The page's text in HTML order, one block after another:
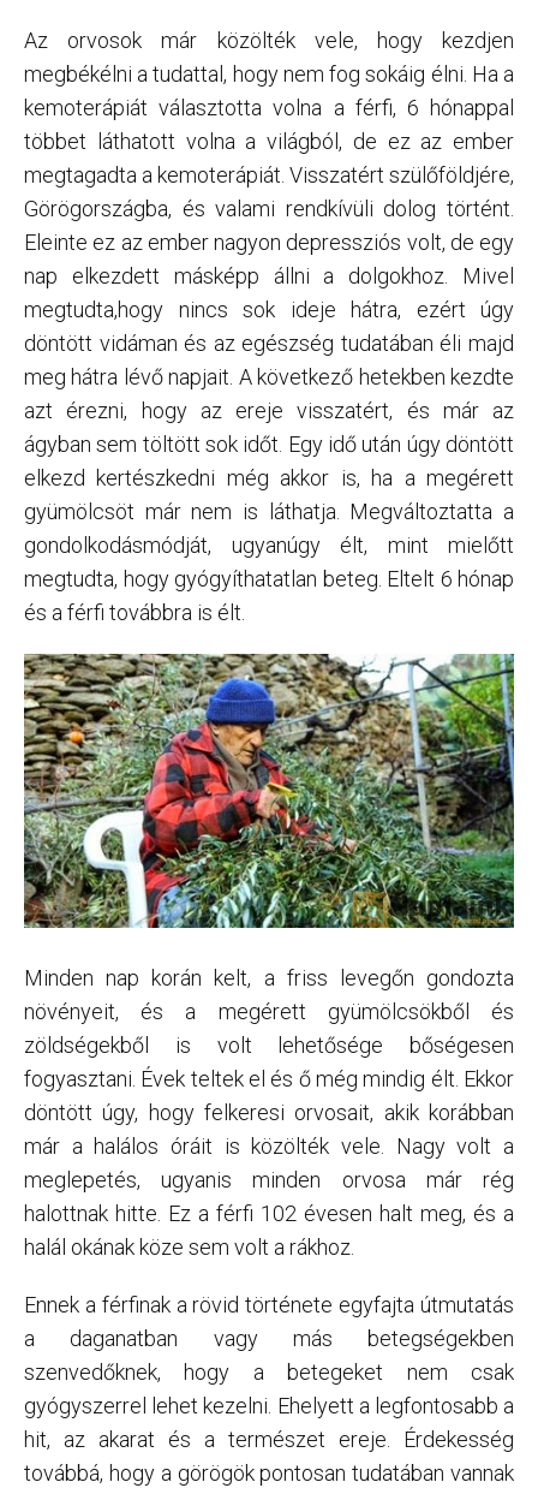
Az orvosok már közölték vele, hogy kezdjen
megbékélni a tudattal, hogy nem fog sokáig élni. Ha a
kemoterápiát választotta volna a férfi, 6 hónappal
többet láthatott volna a világból, de ez az ember
megtagadta a kemoterápiát. Visszatért szülőföldjére,
Görögországba, és valami rendkívüli dolog történt.
Eleinte ez az ember nagyon depressziós volt, de egy
nap elkezdett másképp állni a dolgokhoz. Mivel
megtudta,hogy nincs sok ideje hátra, ezért úgy
döntött vidáman és az egészség tudatában éli majd
meg hátra lévő napjait. A következő hetekben kezdte
azt érezni, hogy az ereje visszatért, és már az
ágyban sem töltött sok időt. Egy idő után úgy döntött
elkezd kertészkedni még akkor is, ha a megérett
gyümölcsöt már nem is láthatja. Megváltoztatta a
gondolkodásmódját, ugyanúgy élt, mint mielőtt
megtudta, hogy gyógyíthatatlan beteg. Eltelt 6 hónap
és a férfi továbbra is élt.
Minden nap korán kelt, a friss levegőn gondozta
növényeit, és a megérett gyümölcsökből és
zöldségekből is volt lehetősége bőségesen
fogyasztani. Évek teltek el és ő még mindig élt. Ekkor
döntött úgy, hogy felkeresi orvosait, akik korábban
már a halálos óráit is közölték vele. Nagy volt a
meglepetés, ugyanis minden orvosa már rég
halottnak hitte. Ez a férfi 102 évesen halt meg, és a
halál okának köze sem volt a rákhoz.
Ennek a férfinak a rövid története egyfajta útmutatás
a daganatban vagy más betegségekben
szenvedőknek, hogy a betegeket nem csak
gyógyszerrel lehet kezelni. Ehelyett a legfontosabb a
hit, az akarat és a természet ereje. Érdekesség
továbbá, hogy a görögök pontosan tudatában vannak